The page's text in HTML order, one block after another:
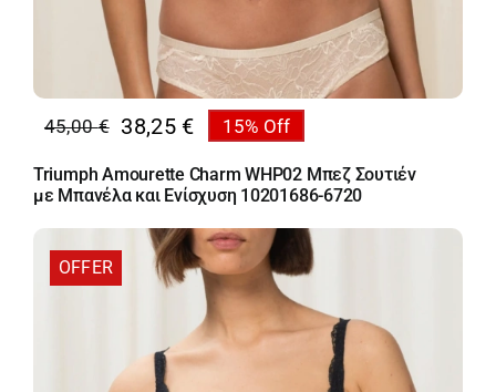
45,00€
Original
price
was:
38,25 €
Η
τρέχουσα
τιμή
38,25 €.
15% Off
Triumph Amourette Charm WHP02 Μπεζ Σουτιέν
με Μπανέλα και Ενίσχυση 10201686-6720
OFFER